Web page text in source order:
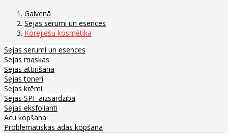
Galvenā
Sejas serumi un esences
Korejiešu kosmētika
Sejas serumi un esences
Sejas maskas
Sejas attīrīšana
Sejas toneri
Sejas krēmi
Sejas SPF aizsardzība
Sejas eksfolianti
Acu kopšana
Problemātiskas ādas kopšana